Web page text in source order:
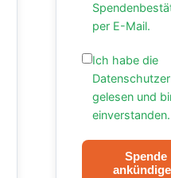
per E-Mail.
Ich habe die
gelesen und
Spende